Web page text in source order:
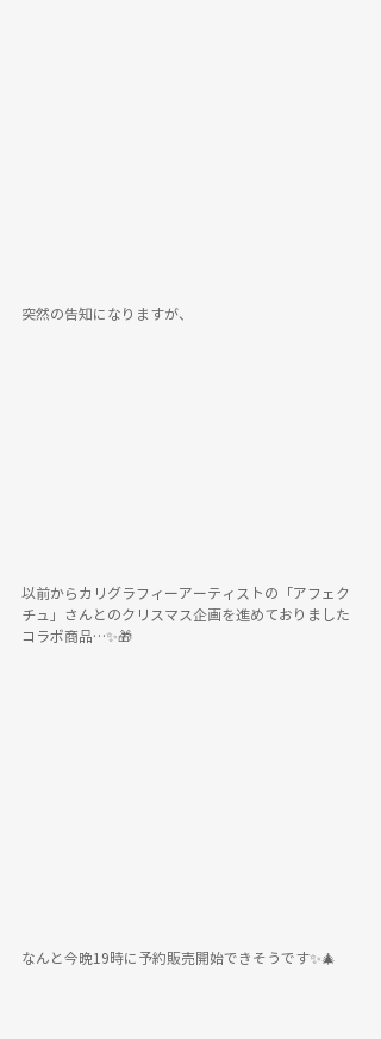
突然の告知になりますが、
以前からカリグラフィーアーティストの「アフェク
チュ」さんとのクリスマス企画を進めておりました
コラボ商品…✨🎁
なんと今晩19時に予約販売開始できそうです✨🎄